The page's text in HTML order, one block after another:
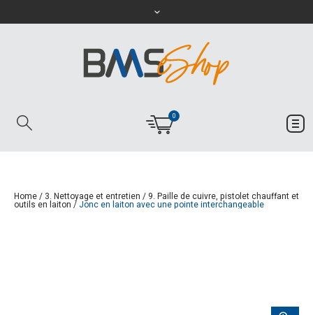
0
Home/ 3. Nettoyage et entretien / 9. Paille de cuivre, pistolet chauffant et
outils en laiton / Jonc en laiton avec une pointe interchangeable